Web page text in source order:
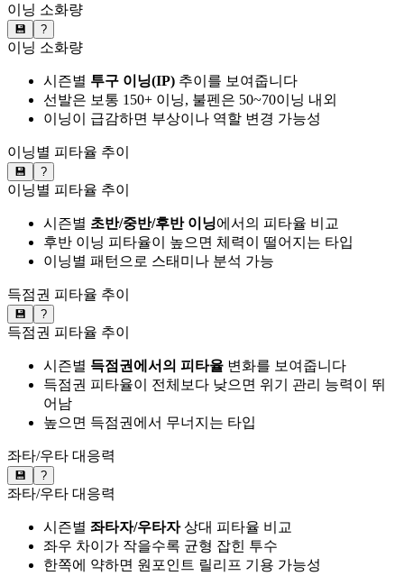
이닝 소화량
💾 ?
이닝 소화량
시즌별 투구 이닝(IP) 추이를 보여줍니다
선발은 보통 150+ 이닝, 불펜은 50~70이닝 내외
이닝이 급감하면 부상이나 역할 변경 가능성
이닝별 피타율 추이
💾 ?
이닝별 피타율 추이
시즌별 초반/중반/후반 이닝에서의 피타율 비교
후반 이닝 피타율이 높으면 체력이 떨어지는 타입
이닝별 패턴으로 스태미나 분석 가능
득점권 피타율 추이
💾 ?
득점권 피타율 추이
시즌별 득점권에서의 피타율 변화를 보여줍니다
득점권 피타율이 전체보다 낮으면 위기 관리 능력이 뛰
어남
높으면 득점권에서 무너지는 타입
좌타/우타 대응력
💾 ?
좌타/우타 대응력
시즌별 좌타자/우타자상대 피타율 비교
좌우 차이가 작을수록 균형 잡힌 투수
한쪽에 약하면 원포인트 릴리프 기용 가능성